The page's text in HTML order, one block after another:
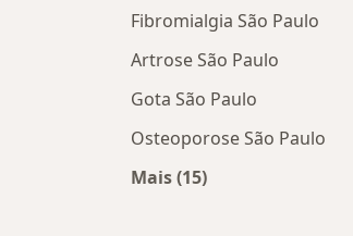
Fibromialgia São Paulo
Artrose São Paulo
Gota São Paulo
Osteoporose São Paulo
Mais (15)